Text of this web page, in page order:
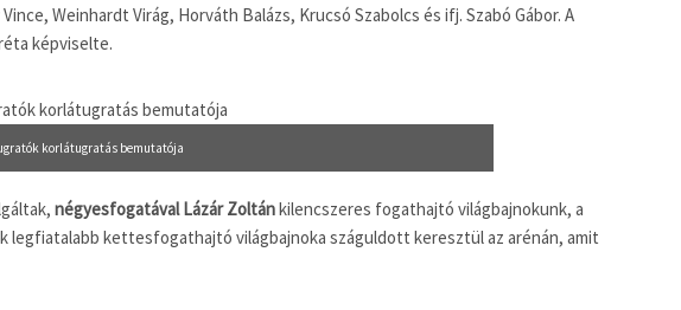
Weinhardt Virág, Horváth Balázs, Krucsó Szabolcs és ifj. Szabó Gábor. A
képviselte.
korlátugratás bemutatója
négyesfogatával Lázár Zoltánkilencszeres fogathajtó világbajnokunk, a
legfiatalabb kettesfogathajtó világbajnoka száguldott keresztül az arénán, amit